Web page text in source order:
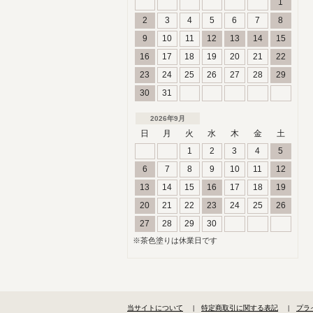
1
2
3 4 5 6 7
8
9
10 11 12 13 14
15
16
17 18 19 20 21
22
23
24 25 26 27 28
29
30
31
2026年9月
日 月 火 水 木 金
土
1
2 3 4
5
6
7 8 9 10 11
12
13
14 15 16 17 18
19
20
21 22 23 24 25
26
27
28 29 30
※茶色塗りは休業日です
当サイトについて 特定商取引に関する表記 プラ